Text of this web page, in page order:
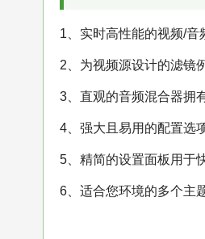
1、实时高性能的视频/音
2、为视频源设计的滤镜
3、直观的音频混合器拥
4、强大且易用的配置选
5、精简的设置面板用于
6、适合您环境的多个主题